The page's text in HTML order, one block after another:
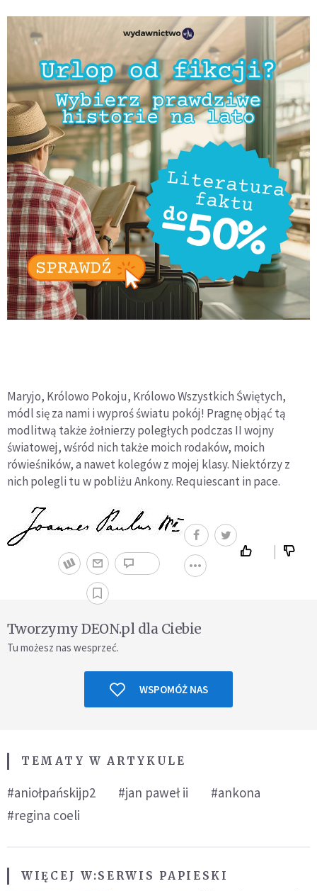
Maryjo, Królowo Pokoju, Królowo Wszystkich Świętych,
módl się za nami i wyproś światu pokój! Pragnę objąć tą
modlitwą także żołnierzy poległych podczas II wojny
światowej, wśród nich także moich rodaków, moich
rówieśników, a nawet kolegów z mojej klasy. Niektórzy z
nich polegli tu w pobliżu Ankony. Requiescant in pace.
Tworzymy DEON.pl dla Ciebie
Tu możesz nas wesprzeć.
WSPOMÓŻ NAS
TEMATY W ARTYKULE
#aniołpańskijp2 #jan paweł ii
#ankona
#regina coeli
WIĘCEJ W:SERWIS PAPIESKI